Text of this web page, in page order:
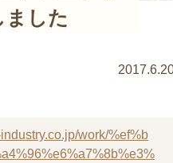
ました
work/%ef%b